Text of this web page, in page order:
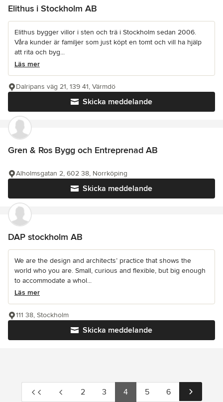
Elithus i Stockholm AB
Elithus bygger villor i sten och trä i Stockholm sedan 2006.
Våra kunder är familjer som just köpt en tomt och vill ha hjälp
att rita och byg...
Läs mer
Skicka meddelande
Dalripans väg 21, 139 41, Värmdö
Gren & Ros Bygg och Entreprenad AB
Skicka meddelande
Alholmsgatan 2, 602 38, Norrköping
DAP stockholm AB
We are the design and architects’ practice that shows the
world who you are. Small, curious and flexible, but big enough
to accommodate a whol...
Läs mer
Skicka meddelande
111 38, Stockholm
2 3 4 5 6